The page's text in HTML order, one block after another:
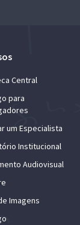
Central
para
um Especialista
Institucional
Audiovisual
Imagens